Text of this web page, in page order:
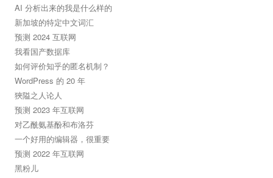
AI 分析出来的我是什么样的
新加坡的特定中文词汇
预测 2024 互联网
我看国产数据库
如何评价知乎的匿名机制？
WordPress 的 20 年
狹隘之人论人
预测 2023 年互联网
对乙酰氨基酚和布洛芬
一个好用的编辑器，很重要
预测 2022 年互联网
黑粉儿